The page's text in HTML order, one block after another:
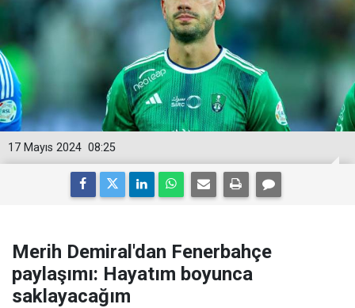
08:25
17 Mayıs 2024
Merih Demiral'dan Fenerbahçe
paylaşımı: Hayatım boyunca
saklayacağım